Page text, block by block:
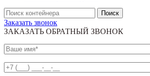
Поиск
Заказать звонок
ЗАКАЗАТЬ ОБРАТНЫЙ ЗВОНОК